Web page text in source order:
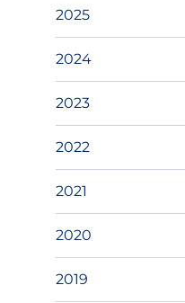
2025
2024
2023
2022
2021
2020
2019